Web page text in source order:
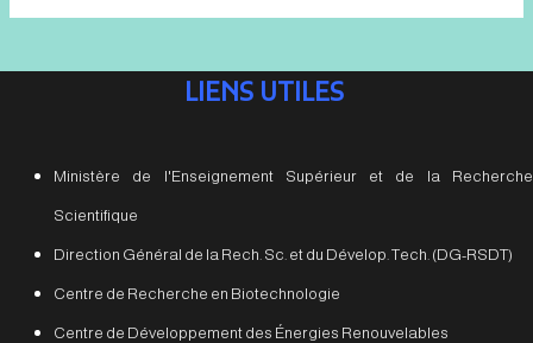
LIENS UTILES
Ministère de l'Enseignement Supérieur et de la Recherche
Scientifique
Direction Général de la Rech. Sc. et du Dévelop. Tech. (DG-RSDT)
Centre de Recherche en Biotechnologie
Centre de Développement des Énergies Renouvelables